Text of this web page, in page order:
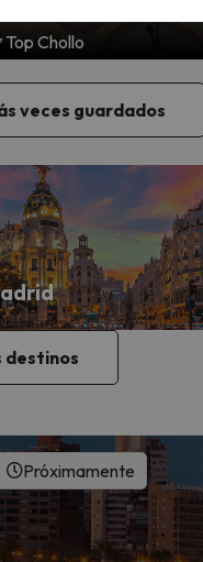
Top Chollo
veces guardados
destinos
Próximamente